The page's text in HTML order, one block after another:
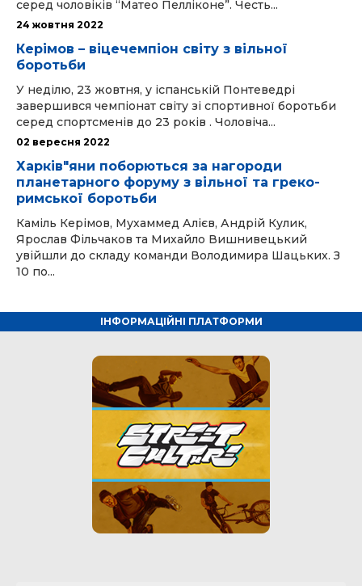
серед чоловіків “Матео Пелліконе”. Честь...
24 жовтня 2022
Керімов – віцечемпіон світу з вільної
боротьби
У неділю, 23 жовтня, у іспанській Понтеведрі
завершився чемпіонат світу зі спортивної боротьби
серед спортсменів до 23 років . Чоловіча...
02 вересня 2022
Харків"яни поборються за нагороди
планетарного форуму з вільної та греко-
римської боротьби
Каміль Керімов, Мухаммед Алієв, Андрій Кулик,
Ярослав Фільчаков та Михайло Вишнивецький
увійшли до складу команди Володимира Шацьких. З
10 по...
ІНФОРМАЦІЙНІ ПЛАТФОРМИ